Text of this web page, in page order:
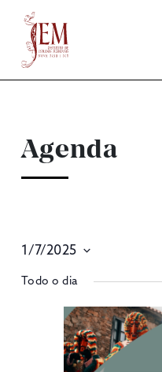
Agenda
1/7/2025
data
Todo o dia